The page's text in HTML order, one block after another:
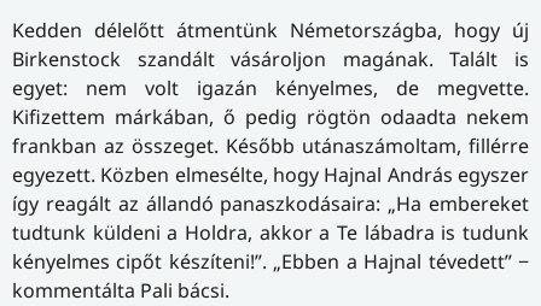
Kedden délelőtt átmentünk Németországba, hogy új
Birkenstock szandált vásároljon magának. Talált is
egyet: nem volt igazán kényelmes, de megvette.
Kifizettem márkában, ő pedig rögtön odaadta nekem
frankban az összeget. Később utánaszámoltam, fillérre
egyezett. Közben elmesélte, hogy Hajnal András egyszer
így reagált az állandó panaszkodásaira: „Ha embereket
tudtunk küldeni a Holdra, akkor a Te lábadra is tudunk
kényelmes cipőt készíteni!”. „Ebben a Hajnal tévedett” −
kommentálta Pali bácsi.